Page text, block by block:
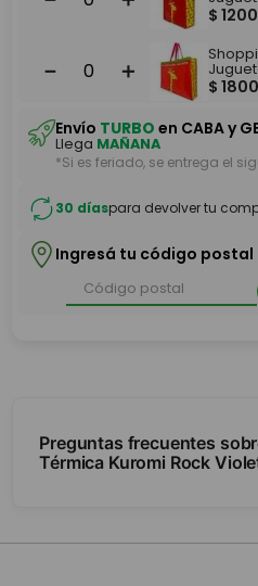
$ 1200
＋
－
$
Envío TURBO en CABA y
Llega MAÑANA
*Si es feriado, se entrega el
30 díaspara devolver tu
Ingresá tu código postal
Preguntas frecuentes
Térmica Kuromi Rock